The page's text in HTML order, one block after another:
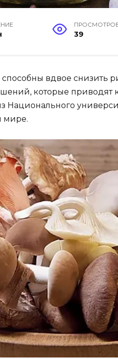
39
вдвое снизить
которые
Национального
мире.